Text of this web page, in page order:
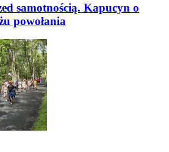
samotnością. Kapucyn o
powołania